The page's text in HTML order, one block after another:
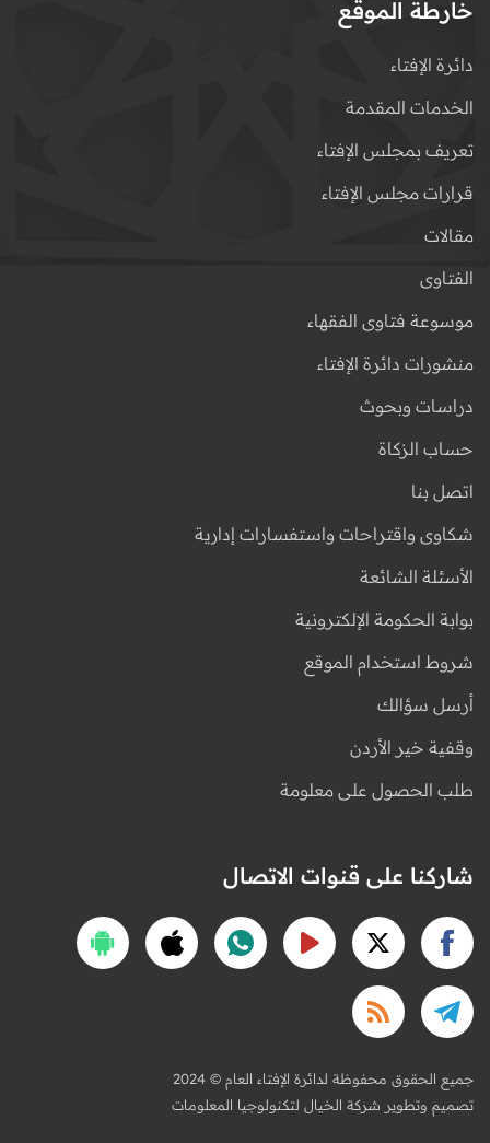
خارطة الموقع
دائرة الإفتاء
الخدمات المقدمة
تعريف بمجلس الإفتاء
قرارات مجلس الإفتاء
مقالات
الفتاوى
موسوعة فتاوى الفقهاء
منشورات دائرة الإفتاء
دراسات وبحوث
حساب الزكاة
اتصل بنا
شكاوى واقتراحات واستفسارات إدارية
الأسئلة الشائعة
بوابة الحكومة الإلكترونية
شروط استخدام الموقع
أرسل سؤالك
وقفية خير الأردن
طلب الحصول على معلومة
شاركنا على قنوات الاتصال
2024 © جميع الحقوق محفوظة لدائرة الإفتاء العام
تصميم وتطوير شركة الخيال لتكنولوجيا المعلومات